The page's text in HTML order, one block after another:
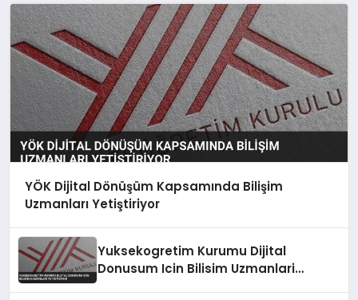
YÖK Dijital Dönüşüm Kapsamında Bilişim
Uzmanları Yetiştiriyor
Yuksekogretim Kurumu Dijital
Donusum Icin Bilisim Uzmanlari